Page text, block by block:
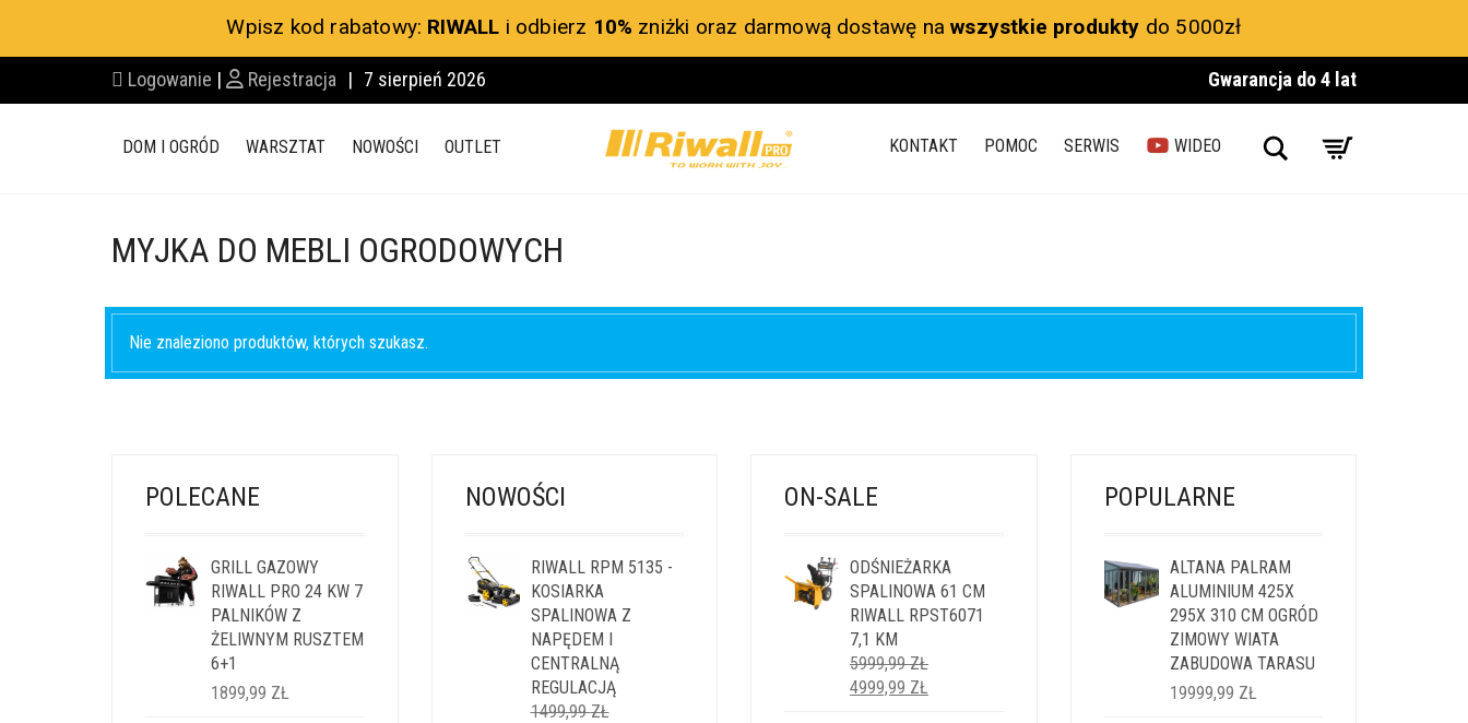
Wpisz kod rabatowy: RIWALL i odbierz 10% zniżki oraz darmową dostawę nawszystkie produkty do 5000zł
Logowanie | Rejestracja | 7 sierpień 2026 Gwarancja do 4 lat
DOM I OGRÓD WARSZTAT NOWOŚCI OUTLET KONTAKT POMOC SERWIS WIDEO Search
MYJKA DO MEBLI OGRODOWYCH
Nie znaleziono produktów, których szukasz.
POLECANE
GRILL GAZOWY
RIWALL PRO 24 KW 7
PALNIKÓW Z
ŻELIWNYM RUSZTEM
6+1
1899,99 ZŁ
NOWOŚCI
RIWALL RPM 5135 -
KOSIARKA
SPALINOWA Z
NAPĘDEM I
CENTRALNĄ
REGULACJĄ
1499,99ZŁ
ON-SALE
ODŚNIEŻARKA
SPALINOWA 61 CM
RIWALL RPST6071
7,1 KM
5999,99ZŁ
PIERWOTNA
4999,99 ZŁ
POPULARNE
ALTANA PALRAM
ALUMINIUM 425X
295X 310 CM OGRÓD
ZIMOWY WIATA
ZABUDOWA TARASU
19999,99 ZŁ